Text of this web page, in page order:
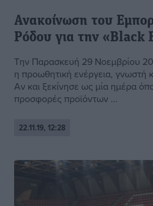
Ανακοίνωση του
Ρόδου για την «Black
Την Παρασκευή 29 Νοεμβρίου
η προωθητική ενέργεια, γνωστή
Αν και ξεκίνησε ως μία ημέρα
προσφορές προϊόντων ...
22.11.19, 12:28